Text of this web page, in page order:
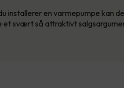
installerer en varmepumpe kan
svært så attraktivt